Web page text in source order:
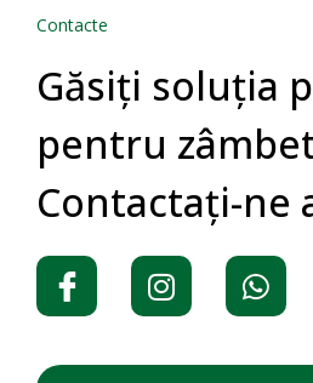
Contacte
Găsiți soluția
pentru
Contactați-ne